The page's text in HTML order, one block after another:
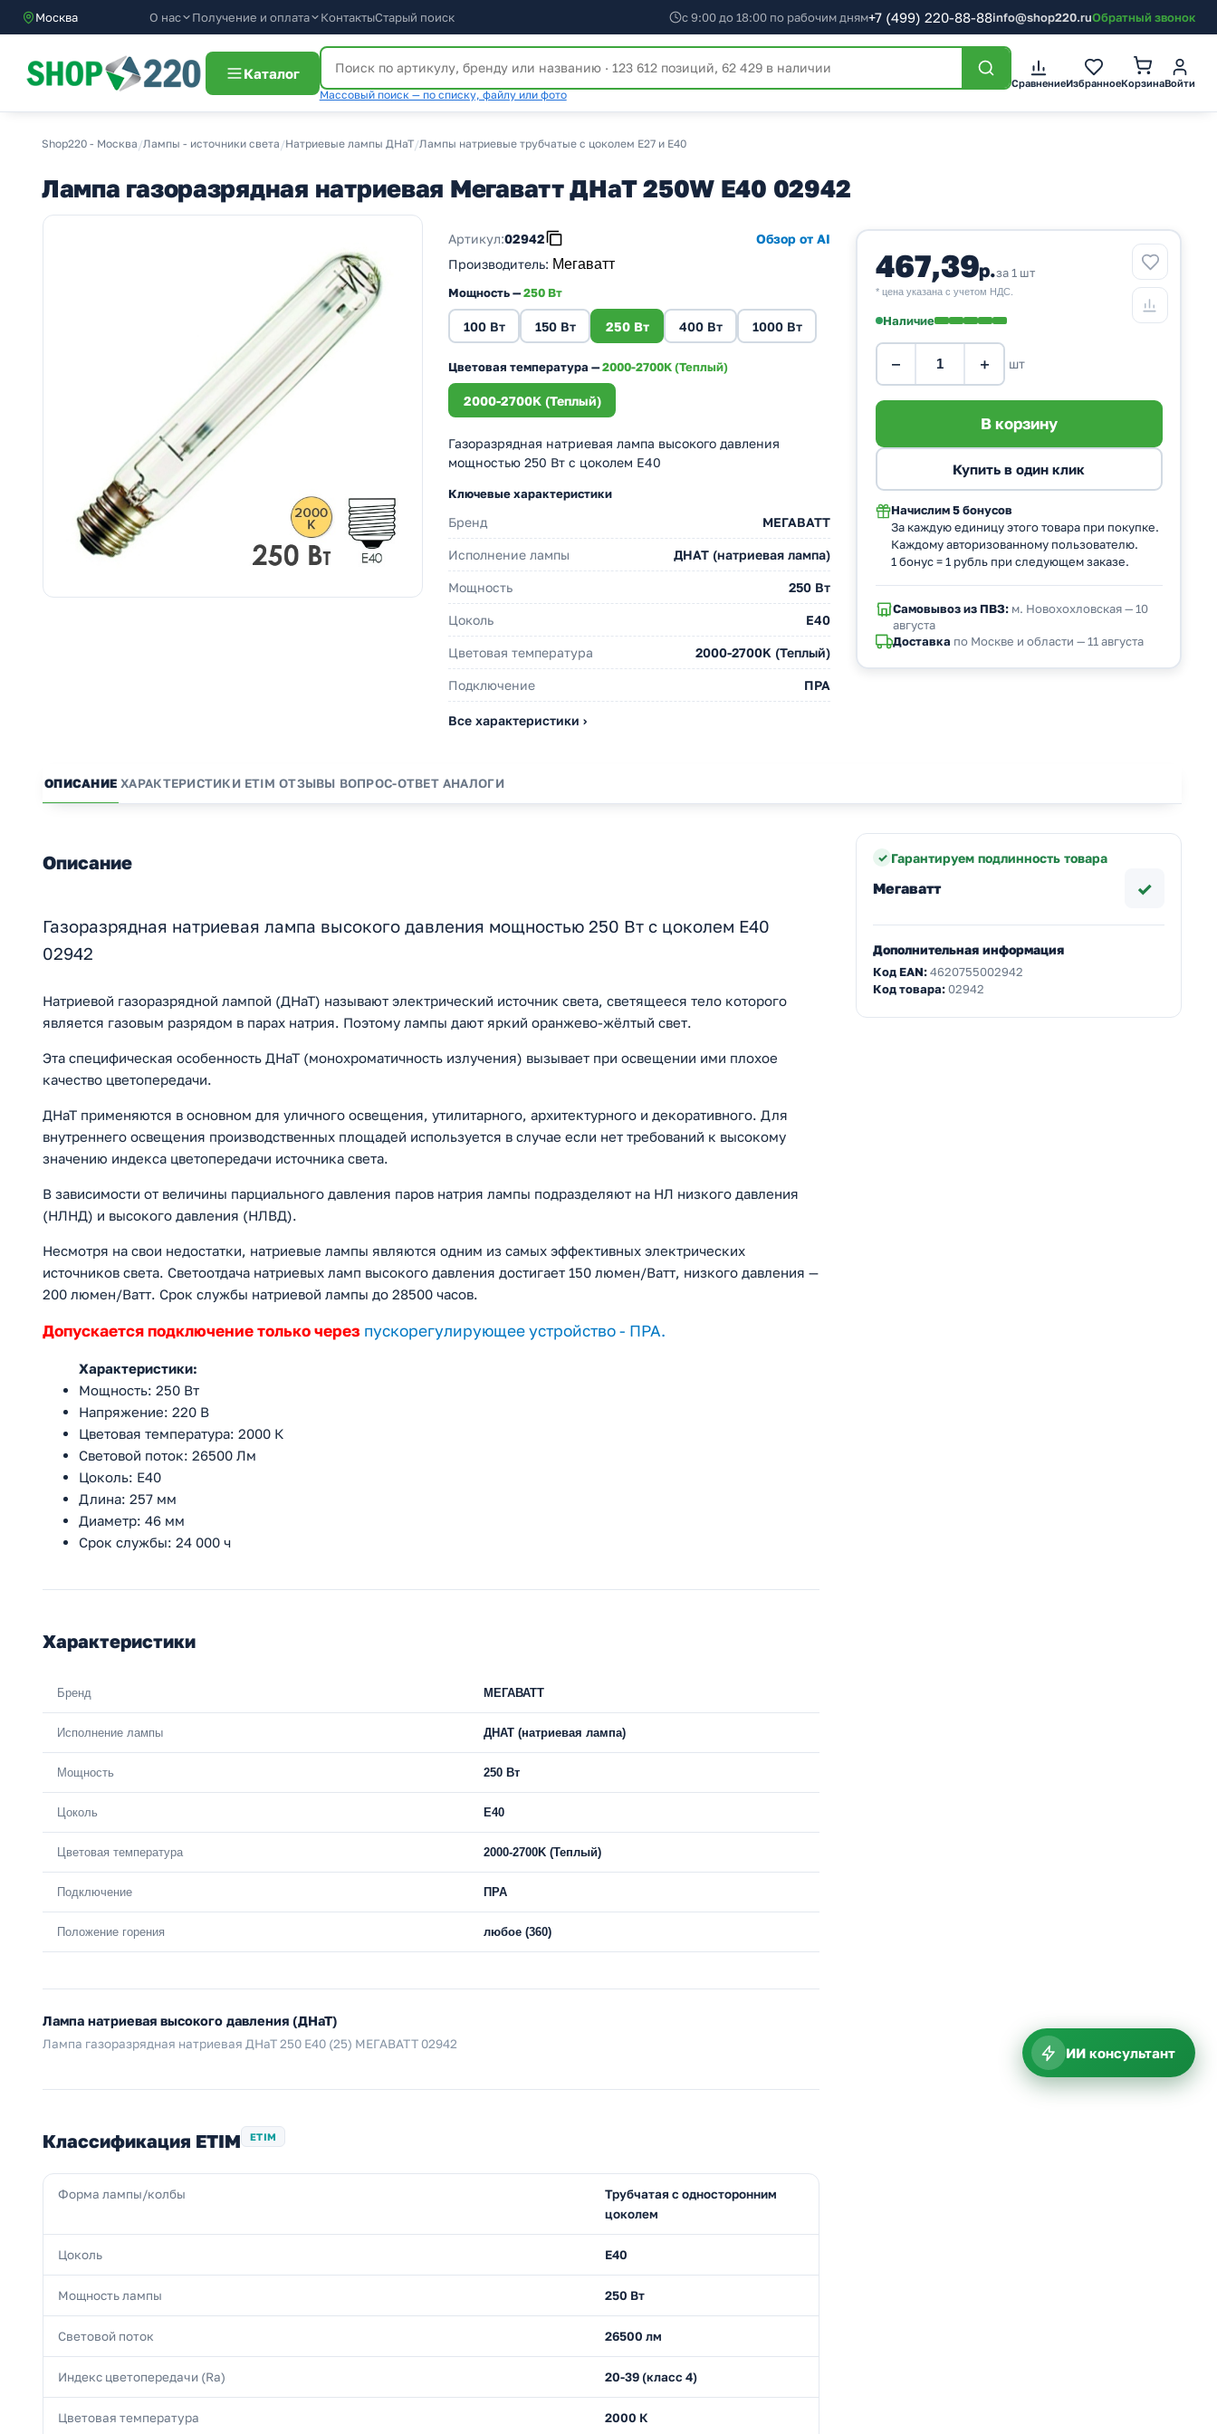
Москва О нас Получение и оплата КонтактыСтарый поиск с 9:00 до 18:00 по рабочим дням+7 (499) 220-88-88info@shop220.ruОбратный звонок
Каталог
Массовый поиск — по списку, файлу или фото
СравнениеИзбранноеКорзинаВойти
Shop220 - Москва /Лампы - источники света /Натриевые лампы ДНаТ/Лампы натриевые трубчатые с цоколем Е27 и Е40
Лампа газоразрядная натриевая Мегаватт ДНаТ 250W E40 02942
Артикул:02942
Обзор от AI
Производитель: Мегаватт
Мощность —250 Вт
100 Вт 150 Вт 250 Вт 400 Вт 1000 Вт
Цветовая температура —2000-2700K (Теплый)
2000-2700K (Теплый)
Газоразрядная натриевая лампа высокого давления
мощностью 250 Вт с цоколем E40
Ключевые характеристики
Бренд МЕГАВАТТ
Исполнение лампы ДНАТ (натриевая лампа)
Мощность 250 Вт
Цоколь E40
Цветовая температура 2000-2700K (Теплый)
Подключение ПРА
Все характеристики ›
467,39р.за 1 шт
* цена указана с учетом НДС.
Наличие
− + шт
Начислим 5 бонусов
За каждую единицу этого товара при покупке.
Каждому авторизованному пользователю.
1 бонус = 1 рубль при следующем заказе.
Самовывоз из ПВЗ:м. Новохохловская — 10
августа
Доставка по Москве и области — 11 августа
ОПИСАНИЕ ХАРАКТЕРИСТИКИ ETIM ОТЗЫВЫ ВОПРОС-ОТВЕТ АНАЛОГИ
Описание
Газоразрядная натриевая лампа высокого давления мощностью 250 Вт с цоколем E40
02942
Натриевой газоразрядной лампой (ДНаТ) называют электрический источник света, светящееся тело которого
является газовым разрядом в парах натрия. Поэтому лампы дают яркий оранжево-жёлтый свет.
Эта специфическая особенность ДНаТ (монохроматичность излучения) вызывает при освещении ими плохое
качество цветопередачи.
ДНаТ применяются в основном для уличного освещения, утилитарного, архитектурного и декоративного. Для
внутреннего освещения производственных площадей используется в случае если нет требований к высокому
значению индекса цветопередачи источника света.
В зависимости от величины парциального давления паров натрия лампы подразделяют на НЛ низкого давления
(НЛНД) и высокого давления (НЛВД).
Несмотря на свои недостатки, натриевые лампы являются одним из самых эффективных электрических
источников света. Светоотдача натриевых ламп высокого давления достигает 150 люмен/Ватт, низкого давления —
200 люмен/Ватт. Срок службы натриевой лампы до 28500 часов.
Допускается подключение только через пускорегулирующее устройство - ПРА.
Характеристики:
Мощность: 250 Вт
Напряжение: 220 В
Цветовая температура: 2000 К
Световой поток: 26500 Лм
Цоколь: E40
Длина: 257 мм
Диаметр: 46 мм
Срок службы: 24 000 ч
Характеристики
Бренд МЕГАВАТТ
Исполнение лампы ДНАТ (натриевая лампа)
Мощность 250 Вт
Цоколь E40
Цветовая температура 2000-2700K (Теплый)
Подключение ПРА
Положение горения любое (360)
Лампа натриевая высокого давления (ДНаТ)
Лампа газоразрядная натриевая ДНаТ 250 E40 (25) МЕГАВАТТ 02942
Классификация ETIM ETIM
Форма лампы/колбы
Трубчатая с односторонним
цоколем
Цоколь E40
Мощность лампы 250 Вт
Световой поток 26500 лм
Индекс цветопередачи (Ra) 20-39 (класс 4)
Цветовая температура 2000 К
Гарантируем подлинность товара
Мегаватт ✓
Дополнительная информация
Код EAN:4620755002942
Код товара:02942
ИИ консультант